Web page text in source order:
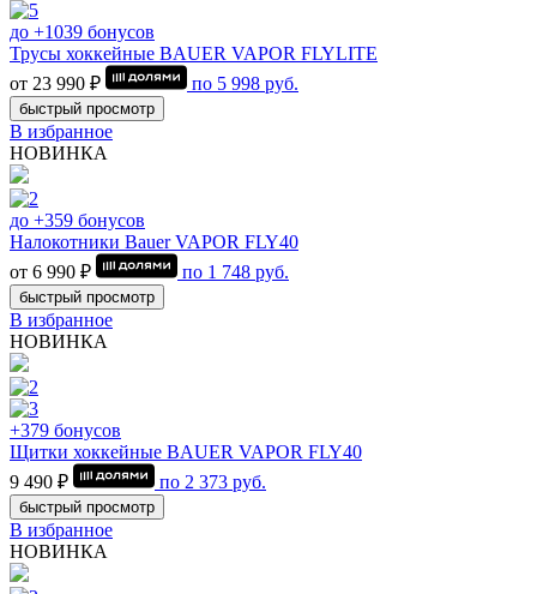
до +1039 бонусов
Трусы хоккейные BAUER VAPOR FLYLITE
от 23 990 ₽
по 5 998 руб.
быстрый просмотр
В избранное
НОВИНКА
до +359 бонусов
Налокотники Bauer VAPOR FLY40
от 6 990 ₽
по 1 748 руб.
быстрый просмотр
В избранное
НОВИНКА
+379 бонусов
Щитки хоккейные BAUER VAPOR FLY40
9 490 ₽
по 2 373 руб.
быстрый просмотр
В избранное
НОВИНКА